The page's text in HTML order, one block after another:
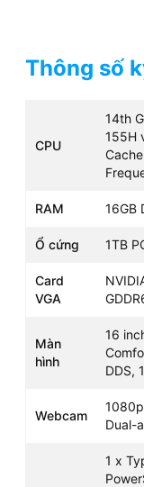
Thông số
CPU
14th
155H
RAM 16GB
Ổ cứng 1TB
Card
VGA
Màn
hình
16
DDS,
Webcam
Dual-
1 x